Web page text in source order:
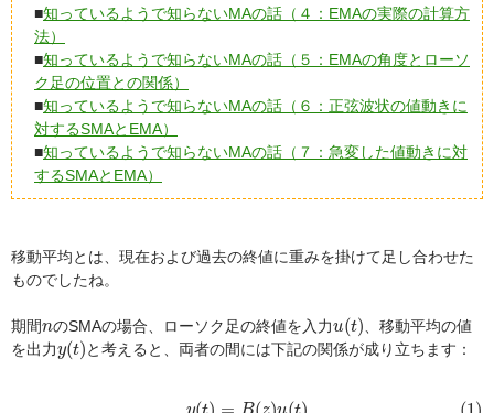
■知っているようで知らないMAの話（４：EMAの実際の計算方
法）
■知っているようで知らないMAの話（５：EMAの角度とローソ
ク足の位置との関係）
■知っているようで知らないMAの話（６：正弦波状の値動きに
対するSMAとEMA）
■知っているようで知らないMAの話（７：急変した値動きに対
するSMAとEMA）
移動平均とは、現在および過去の終値に重みを掛けて足し合わせた
ものでしたね。
期間n
nのSMAの場合、ローソク足の終値を入力u(t)
(t)
、移動平均の値
を出力y(t)
y(t)と考えると、両者の間には下記の関係が成り立ちます：
(1)y =B( z) u(t)